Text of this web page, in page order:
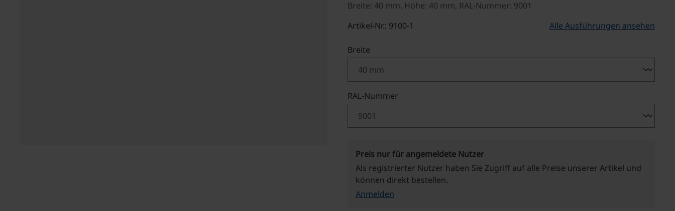
Breite: 40 mm, Höhe: 40 mm, RAL-Nummer: 9001
Artikel-Nr.: 9100-1
Alle Ausführungen ansehen
Breite
RAL-Nummer
Preis nur für angemeldete Nutzer
Als registrierter Nutzer haben Sie Zugriff auf alle Preise unserer Artikel und
können direkt bestellen.
Anmelden